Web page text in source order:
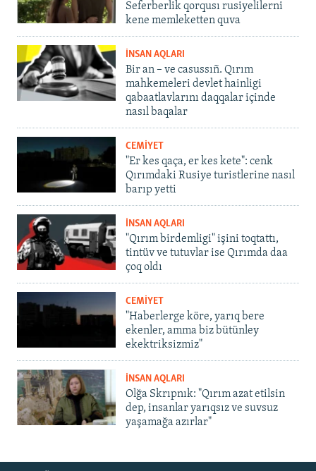
Seferberlik qorqusı rusiyelilerni
kene memleketten quva
İNSAN AQLARI
Bir an – ve casussıñ. Qırım
mahkemeleri devlet hainligi
qabaatlavlarını daqqalar içinde
nasıl baqalar
CEMİYET
"Er kes qaça, er kes kete": cenk
Qırımdaki Rusiye turistlerine nasıl
barıp yetti
İNSAN AQLARI
"Qırım birdemligi" işini toqtattı,
tintüv ve tutuvlar ise Qırımda daa
çoq oldı
CEMİYET
"Haberlerge köre, yarıq bere
ekenler, amma biz bütünley
ekektriksizmiz"
İNSAN AQLARI
Olğa Skrıpnık: "Qırım azat etilsin
dep, insanlar yarıqsız ve suvsuz
yaşamağa azırlar"